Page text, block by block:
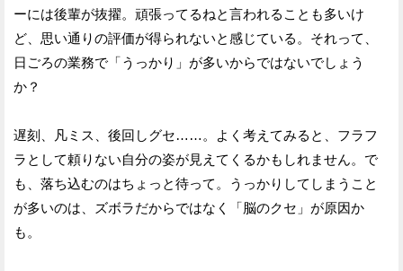
ア
す
る
ア
す
る
ーには後輩が抜擢。頑張ってるねと言われることも多いけ
ど、思い通りの評価が得られないと感じている。それって、
日ごろの業務で「うっかり」が多いからではないでしょう
か？
遅刻、凡ミス、後回しグセ……。よく考えてみると、フラフ
ラとして頼りない自分の姿が見えてくるかもしれません。で
も、落ち込むのはちょっと待って。うっかりしてしまうこと
が多いのは、ズボラだからではなく「脳のクセ」が原因か
も。